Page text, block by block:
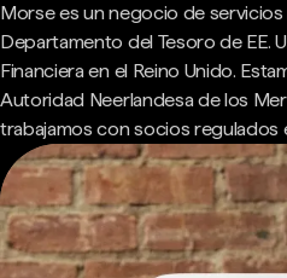
Morse es un negocio de
Departamento del Tesoro de EE.
Financiera en el Reino Unido.
Autoridad Neerlandesa de los
trabajamos con socios regulados